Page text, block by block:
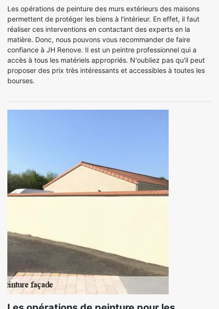
Les opérations de peinture des murs extérieurs des maisons
permettent de protéger les biens à l'intérieur. En effet, il faut
réaliser ces interventions en contactant des experts en la
matière. Donc, nous pouvons vous recommander de faire
confiance à JH Renove. Il est un peintre professionnel qui a
accès à tous les matériels appropriés. N'oubliez pas qu'il peut
proposer des prix très intéressants et accessibles à toutes les
bourses.